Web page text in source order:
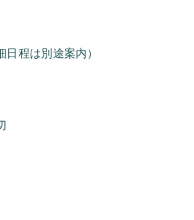
日程は別途案内）